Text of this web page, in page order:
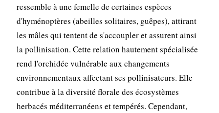
ressemble à une femelle de certaines espèces
d'hyménoptères (abeilles solitaires, guêpes), attirant
les mâles qui tentent de s'accoupler et assurent ainsi
la pollinisation. Cette relation hautement spécialisée
rend l'orchidée vulnérable aux changements
environnementaux affectant ses pollinisateurs. Elle
contribue à la diversité florale des écosystèmes
herbacés méditerranéens et tempérés. Cependant,